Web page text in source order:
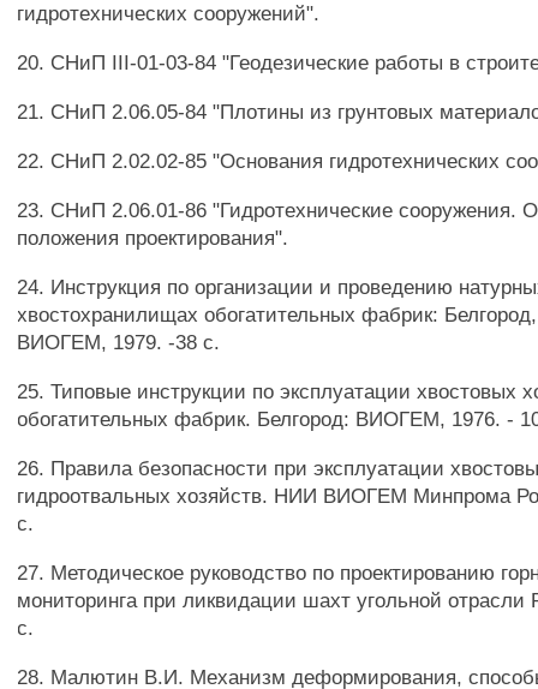
гидротехнических сооружений".
20. СНиП III-01-03-84 "Геодезические работы в
21. СНиП 2.06.05-84 "Плотины из грунтовых
22. СНиП 2.02.02-85 "Основания гидротехнических
23. СНиП 2.06.01-86 "Гидротехнические сооружения.
положения проектирования".
24. Инструкция по организации и проведению
хвостохранилищах обогатительных фабрик:
ВИОГЕМ, 1979. -38 с.
25. Типовые инструкции по эксплуатации хвостовых
обогатительных фабрик. Белгород: ВИОГЕМ, 1976. -
26. Правила безопасности при эксплуатации
гидроотвальных хозяйств. НИИ ВИОГЕМ Минпрома
с.
27. Методическое руководство по проектированию
мониторинга при ликвидации шахт угольной
с.
28. Малютин В.И. Механизм деформирования,